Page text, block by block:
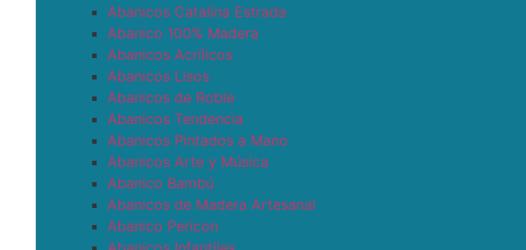
Abanicos Catalina Estrada
Abanico 100% Madera
Abanicos Acrílicos
Abanicos Lisos
Abanicos de Roble
Abanicos Tendencia
Abanicos Pintados a Mano
Abanicos Arte y Música
Abanico Bambú
Abanicos de Madera Artesanal
Abanico Pericon